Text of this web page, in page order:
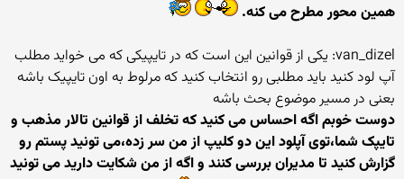
همین محور مطرح می کنه.
van_dizel: یکی از قوانین این است که در تایپیکی که می خواید مطلب
آپ لود کنید باید مطلبی رو انتخاب کنید که مرلوط به اون تایپیک باشه
بعنی در مسیر موضوع بحث باشه
دوست خوبم اگه احساس می کنید که تخلف از قوانین تالار مذهب و
تایپک شما،توی آپلود این دو کلیپ از من سر زده،می تونید پستم رو
گزارش کنید تا مدیران بررسی کنند و اگه از من شکایت دارید می تونید